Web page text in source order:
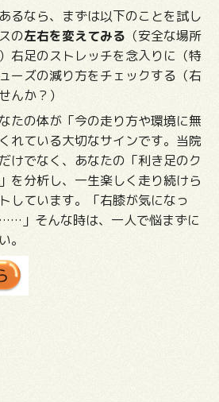
るなら、まずは以下のことを試し
の左右を変えてみる （安全な場所
右足のストレッチを念入りに（特
ーズの減り方をチェックする（右
んか？）
たの体が「今の走り方や環境に無
れている大切なサインです。当院
けでなく、あなたの「利き足のク
を分析し、一生楽しく走り続けら
しています。「右膝が気になっ
」そんな時は、一人で悩まずに
。